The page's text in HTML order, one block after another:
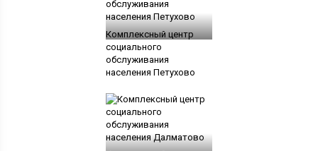
Комплексный центр
социального
обслуживания
населения Петухово